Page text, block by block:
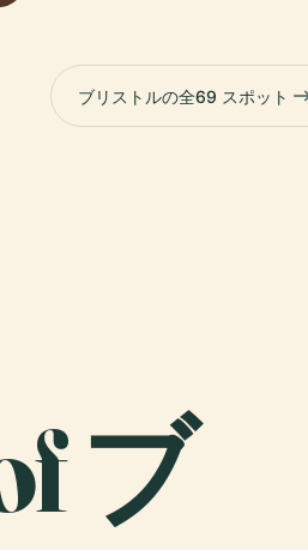
ブリストルの全69 スポット
ブ